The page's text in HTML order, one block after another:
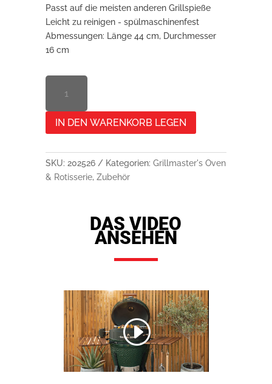
Passt auf die meisten anderen Grillspieße
Leicht zu reinigen - spülmaschinenfest
Abmessungen: Länge 44 cm, Durchmesser
16 cm
SPIESSE M
ENGE
IN DEN WARENKORB LEGEN
SKU: 202526 Kategorien: Grillmaster's Oven
& Rotisserie, Zubehör
DAS VIDEO
ANSEHEN